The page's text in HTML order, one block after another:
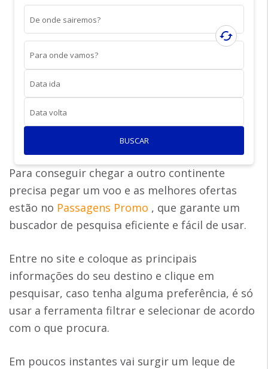
De onde sairemos?
cached
Para onde vamos?
Data ida
Data volta
BUSCAR
Para conseguir chegar a outro continente
precisa pegar um voo e as melhores ofertas
estão no Passagens Promo , que garante um
buscador de pesquisa eficiente e fácil de usar.
Entre no site e coloque as principais
informações do seu destino e clique em
pesquisar, caso tenha alguma preferência, é só
usar a ferramenta filtrar e selecionar de acordo
com o que procura.
Em poucos instantes vai surgir um leque de